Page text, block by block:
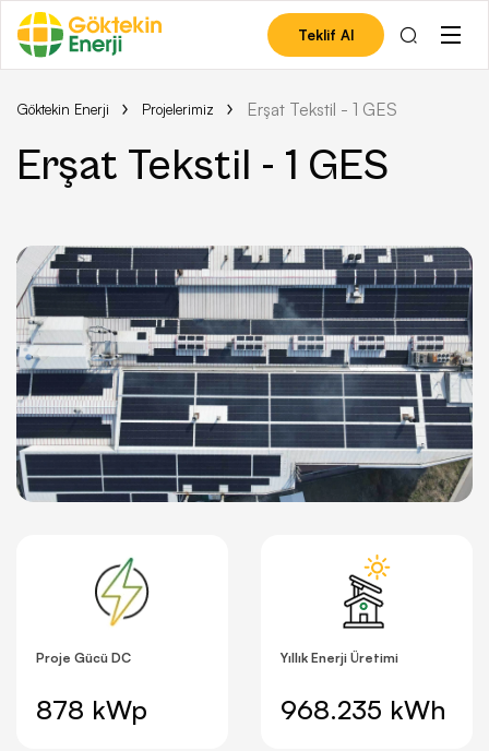
Teklif Al
Göktekin Enerji Projelerimiz Erşat Tekstil - 1 GES
Erşat Tekstil - 1 GES
Proje Gücü DC
878 kWp
Yıllık Enerji Üretimi
968.235 kWh